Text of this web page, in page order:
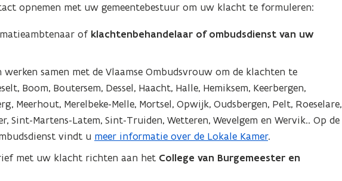
opnemen met uw gemeentebestuur om uw klacht te formuleren:
of klachtenbehandelaar of ombudsdienst van uw
samen met de Vlaamse Ombudsvrouw om de klachten te
Boom, Boutersem, Dessel, Haacht, Halle, Hemiksem, Keerbergen,
Meerhout, Merelbeke-Melle, Mortsel, Opwijk, Oudsbergen, Pelt, Roeselare,
Sint-Martens-Latem, Sint-Truiden, Wetteren, Wevelgem en Wervik.. Op de
vindt u meer informatie over de Lokale Kamer.
met uw klacht richten aan het College van Burgemeester en